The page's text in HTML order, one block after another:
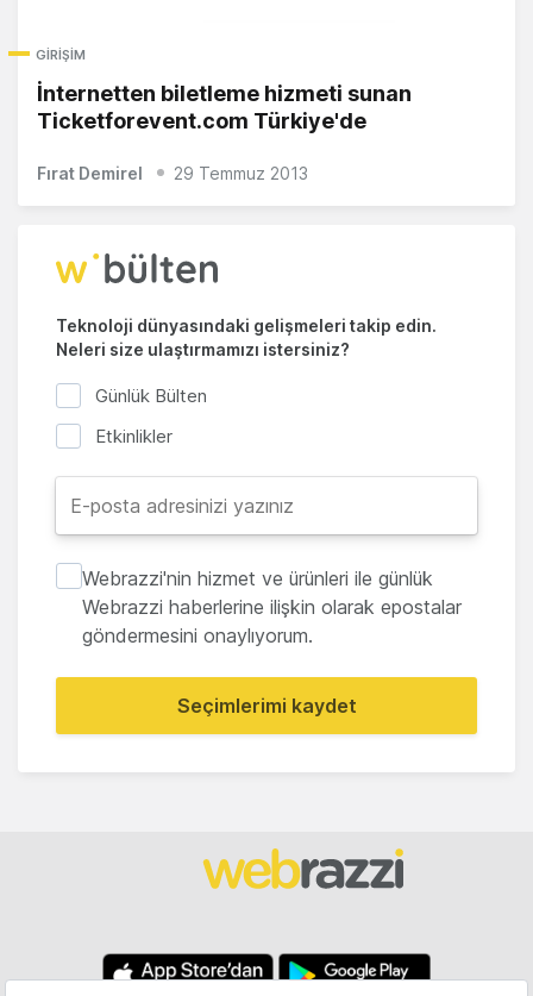
GIRIŞIM
İnternetten biletleme hizmeti sunan
Ticketforevent.com Türkiye'de
Fırat Demirel 29 Temmuz 2013
Teknoloji dünyasındaki gelişmeleri takip edin.
Neleri size ulaştırmamızı istersiniz?
Günlük Bülten
Etkinlikler
Webrazzi'nin hizmet ve ürünleri ile günlük
Webrazzi haberlerine ilişkin olarak epostalar
göndermesini onaylıyorum.
Seçimlerimi kaydet